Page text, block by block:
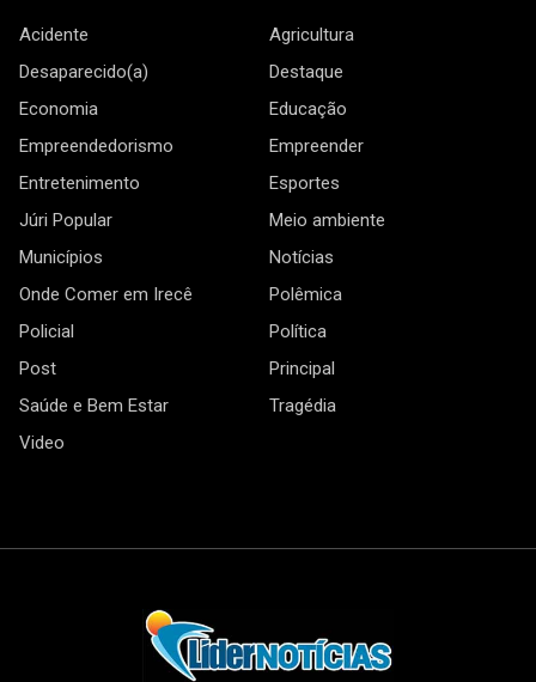
Acidente
Agricultura
Desaparecido(a)
Destaque
Economia
Educação
Empreendedorismo
Empreender
Entretenimento
Esportes
Júri Popular
Meio ambiente
Municípios
Notícias
Onde Comer em Irecê
Polêmica
Policial
Política
Post
Principal
Saúde e Bem Estar
Tragédia
Video